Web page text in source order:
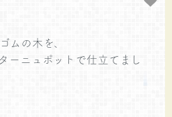
ムの木を、
ーニュポットで仕立てまし